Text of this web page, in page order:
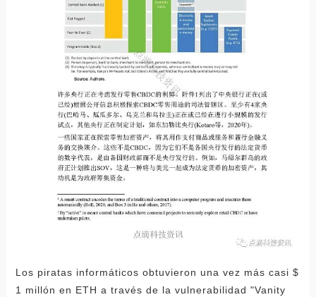
Los piratas informáticos obtuvieron una vez más casi $
1 millón en ETH a través de la vulnerabilidad "Vanity